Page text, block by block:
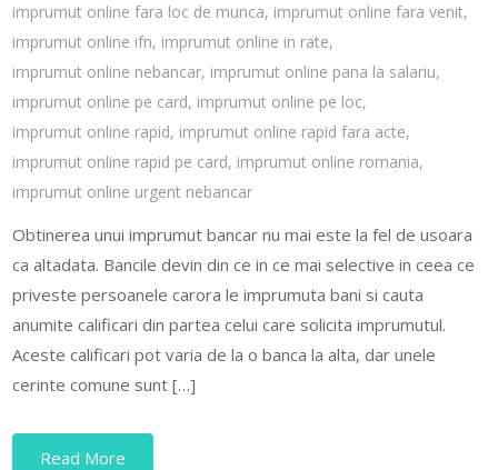
imprumut online fara loc de munca, imprumut online fara venit,
imprumut online ifn, imprumut online in rate,
imprumut online nebancar, imprumut online pana la salariu,
imprumut online pe card, imprumut online pe loc,
imprumut online rapid, imprumut online rapid fara acte,
imprumut online rapid pe card, imprumut online romania,
imprumut online urgent nebancar
Obtinerea unui imprumut bancar nu mai este la fel de usoara
ca altadata. Bancile devin din ce in ce mai selective in ceea ce
priveste persoanele carora le imprumuta bani si cauta
anumite calificari din partea celui care solicita imprumutul.
Aceste calificari pot varia de la o banca la alta, dar unele
cerinte comune sunt […]
Read More